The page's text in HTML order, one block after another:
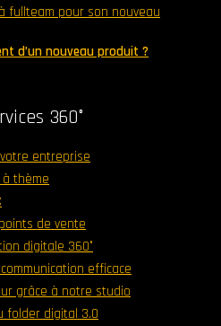
fullteam pour son nouveau
d’un nouveau produit ?
360°
entreprise
à thème
de vente
digitale 360°
efficace
grâce à notre studio
folder digital 3.0